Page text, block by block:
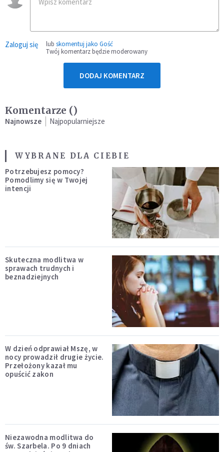
Zaloguj się lub skomentuj jako Gość
Twój komentarz będzie moderowany
DODAJ KOMENTARZ
Komentarze ()
Najnowsze Najpopularniejsze
WYBRANE DLA CIEBIE
Potrzebujesz pomocy?
Pomodlimy się w Twojej
intencji
Skuteczna modlitwa w
sprawach trudnych i
beznadziejnych
W dzień odprawiał Mszę, w
nocy prowadził drugie życie.
Przełożony kazał mu
opuścić zakon
Niezawodna modlitwa do
św. Szarbela. Po 9 dniach